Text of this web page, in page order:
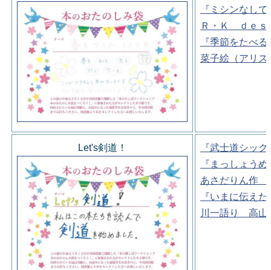
『ミシンなし
Ｒ・Ｋ ｄｅｓ
『季節をたべ
菜子絵（アリス
Let's剣道！
『武士道シッ
『まっしょう
あさだりん作
『いまに伝え
川一語り 高山